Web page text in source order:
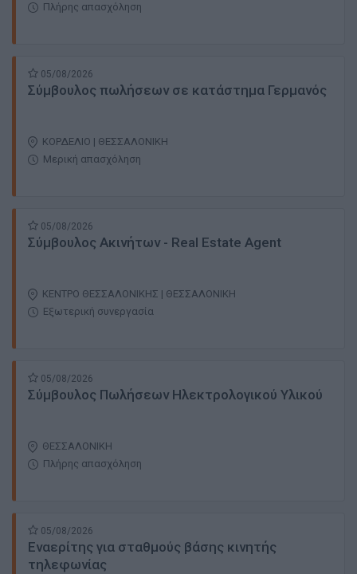
Πλήρης απασχόληση
05/08/2026
Σύμβουλος πωλήσεων σε κατάστημα Γερμανός
ΚΟΡΔΕΛΙΟ | ΘΕΣΣΑΛΟΝΙΚΗ
Μερική απασχόληση
05/08/2026
Σύμβουλος Ακινήτων - Real Estate Αgent
ΚΕΝΤΡΟ ΘΕΣΣΑΛΟΝΙΚΗΣ | ΘΕΣΣΑΛΟΝΙΚΗ
Εξωτερική συνεργασία
05/08/2026
Σύμβουλος Πωλήσεων Ηλεκτρολογικού Υλικού
ΘΕΣΣΑΛΟΝΙΚΗ
Πλήρης απασχόληση
05/08/2026
Εναερίτης για σταθμούς βάσης κινητής
τηλεφωνίας